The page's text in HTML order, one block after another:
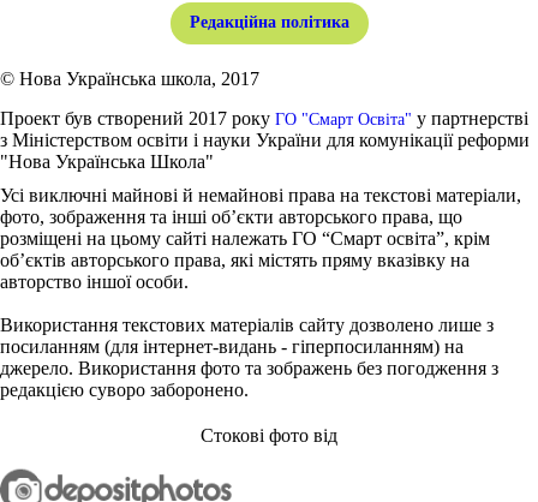
Редакційна політика
© Нова Українська школа, 2017
Проект був створений 2017 року ГО "Смарт Освіта" у партнерстві
з Міністерством освіти і науки України для комунікації реформи
"Нова Українська Школа"
Усі виключні майнові й немайнові права на текстові матеріали,
фото, зображення та інші об’єкти авторського права, що
розміщені на цьому сайті належать ГО “Смарт освіта”, крім
об’єктів авторського права, які містять пряму вказівку на
авторство іншої особи.
Використання текстових матеріалів сайту дозволено лише з
посиланням (для інтернет-видань - гіперпосиланням) на
джерело. Використання фото та зображень без погодження з
редакцією суворо заборонено.
Стокові фото від